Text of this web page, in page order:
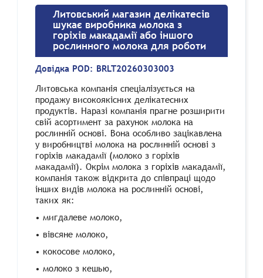
Литовський магазин делікатесів
шукає виробника молока з
горіхів макадамії або іншого
рослинного молока для роботи
Довідка POD: BRLT20260303003
Литовська компанія спеціалізується на
продажу високоякісних делікатесних
продуктів. Наразі компанія прагне розширити
свій асортимент за рахунок молока на
рослинній основі. Вона особливо зацікавлена ​​
у виробництві молока на рослинній основі з
горіхів макадамії (молоко з горіхів
макадамії). Окрім молока з горіхів макадамії,
компанія також відкрита до співпраці щодо
інших видів молока на рослинній основі,
таких як:
• мигдалеве молоко,
• вівсяне молоко,
• кокосове молоко,
• молоко з кешью,